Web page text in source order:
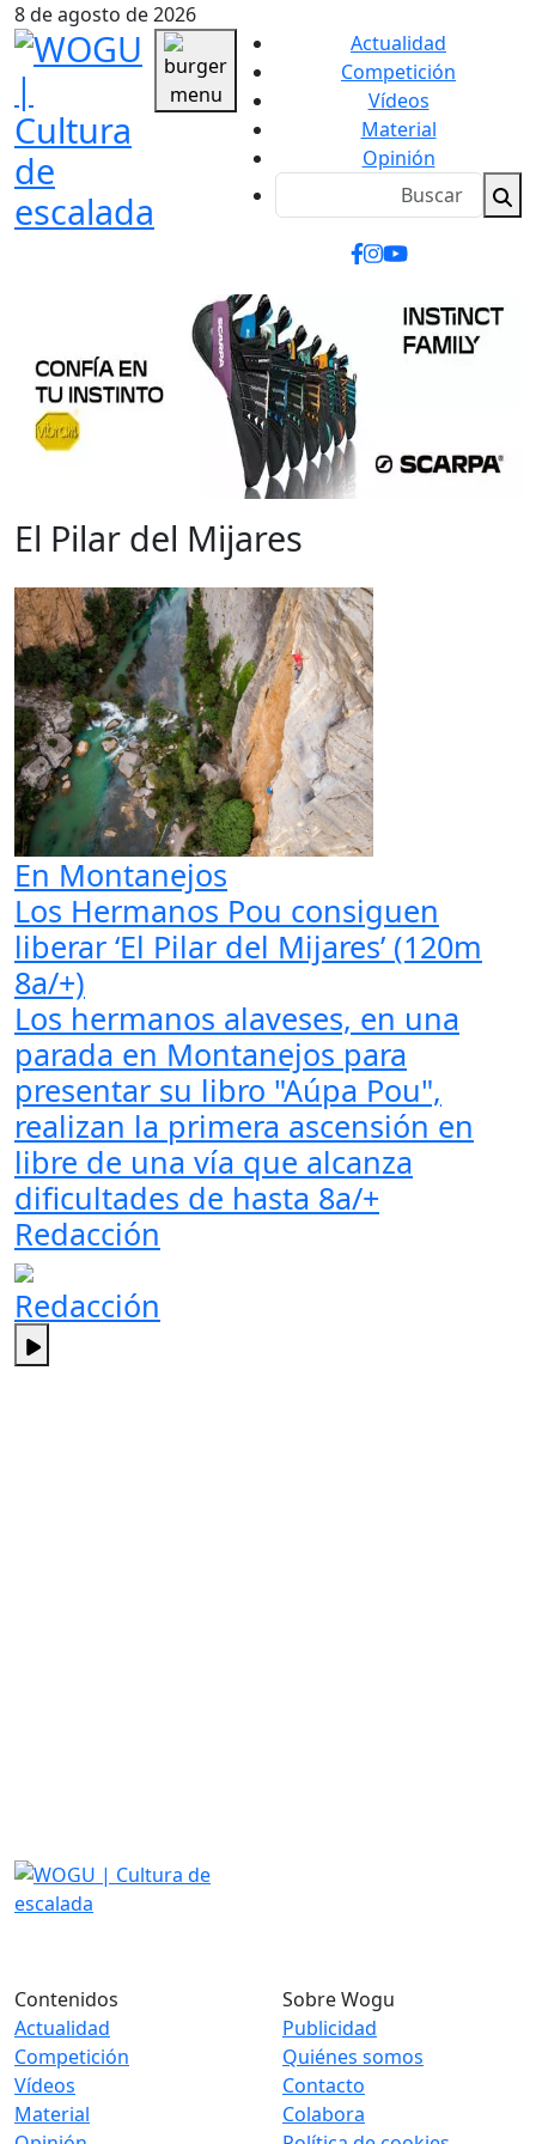
8 de agosto de 2026
Actualidad
Competición
Vídeos
Material
Opinión
El Pilar del Mijares
En Montanejos
Los Hermanos Pou consiguen
liberar ‘El Pilar del Mijares’ (120m
8a/+)
Los hermanos alaveses, en una
parada en Montanejos para
presentar su libro "Aúpa Pou",
realizan la primera ascensión en
libre de una vía que alcanza
dificultades de hasta 8a/+
Redacción
Redacción
Contenidos
Actualidad
Competición
Vídeos
Material
Sobre Wogu
Publicidad
Quiénes somos
Contacto
Colabora